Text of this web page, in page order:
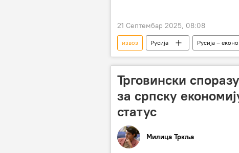
21 Септембар 2025, 08:08
извоз Русија Русија –
Трговински
за српску
статус
Милица Тркља